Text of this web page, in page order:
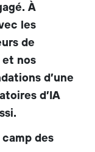
À
les
de
et nos
d’une
d’IA
des